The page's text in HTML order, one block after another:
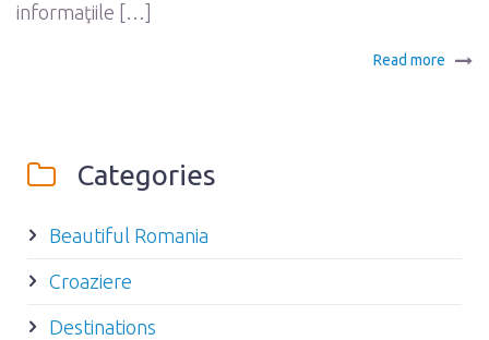
informaţiile […]
Read more
Categories
Beautiful Romania
Croaziere
Destinations